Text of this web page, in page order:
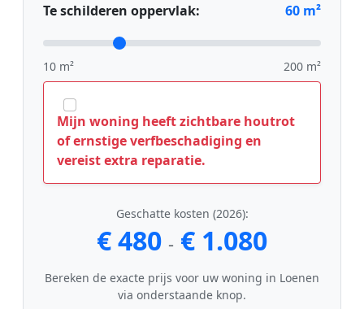
Te schilderen oppervlak: 60 m²
10 m² 200 m²
Mijn woning heeft zichtbare houtrot
of ernstige verfbeschadiging en
vereist extra reparatie.
Geschatte kosten (2026):
€ 480 - € 1.080
Bereken de exacte prijs voor uw woning in Loenen
via onderstaande knop.